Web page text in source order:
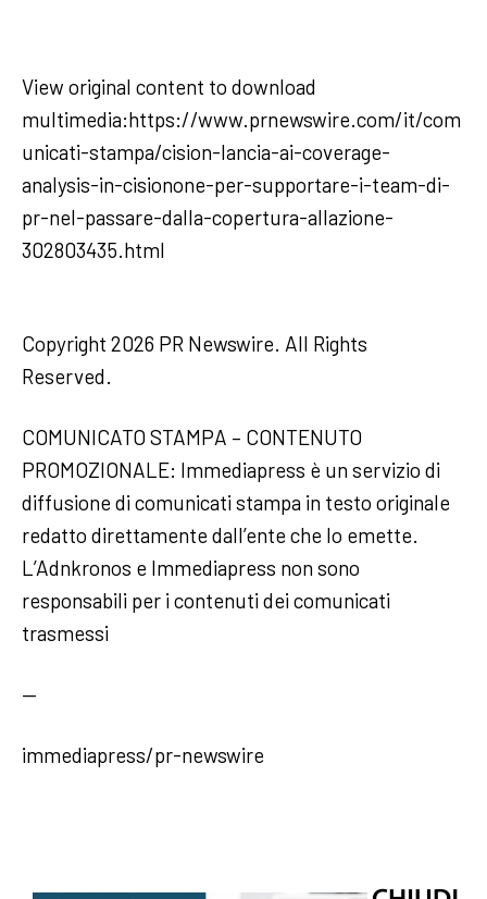
View original content to download
multimedia:https://www.prnewswire.com/it/com
unicati-stampa/cision-lancia-ai-coverage-
analysis-in-cisionone-per-supportare-i-team-di-
pr-nel-passare-dalla-copertura-allazione-
302803435.html
Copyright 2026 PR Newswire. All Rights
Reserved.
COMUNICATO STAMPA – CONTENUTO
PROMOZIONALE: Immediapress è un servizio di
diffusione di comunicati stampa in testo originale
redatto direttamente dall’ente che lo emette.
L’Adnkronos e Immediapress non sono
responsabili per i contenuti dei comunicati
trasmessi
—
immediapress/pr-newswire